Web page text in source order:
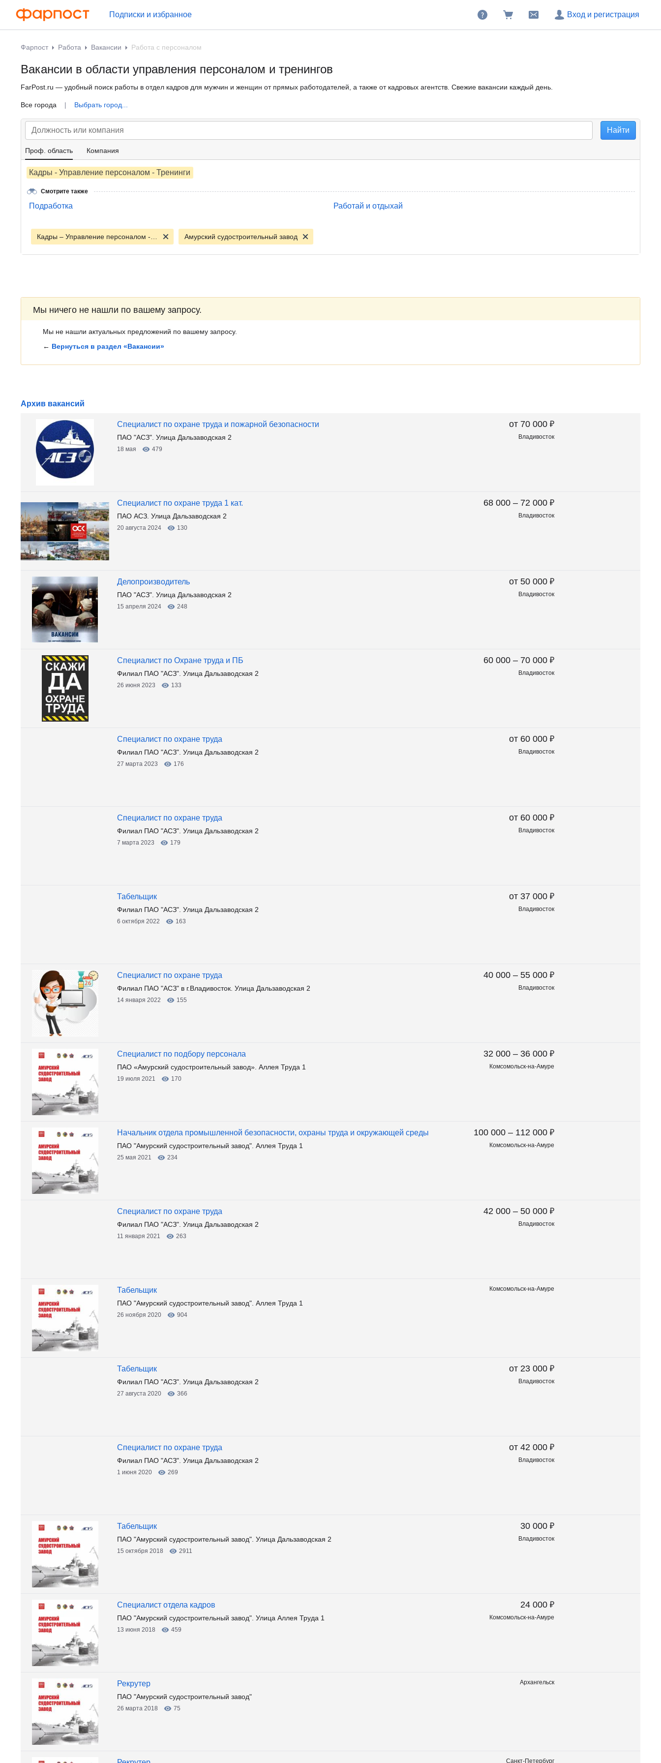
Подписки и избранное Вход и регистрация
Фарпост Работа Вакансии Работа с персоналом
Вакансии в области управления персоналом и тренингов
FarPost.ru — удобный поиск работы в отдел кадров для мужчин и женщин от прямых работодателей, а также от кадровых агентств. Свежие вакансии каждый день.
Все города | Выбрать город...
Проф. область Компания
Кадры - Управление персоналом - Тренинги
Смотрите также
Подработка Работай и отдыхай
Амурский судостроительный завод
Мы ничего не нашли по вашему запросу.
Мы не нашли актуальных предложений по вашему запросу.
← Вернуться в раздел «Вакансии»
Архив вакансий
от 70 000 ₽
Владивосток
Специалист по охране труда и пожарной безопасности
ПАО "АСЗ". Улица Дальзаводская 2
18 мая 479
68 000 – 72 000 ₽
Владивосток
Специалист по охране труда 1 кат.
ПАО АСЗ. Улица Дальзаводская 2
20 августа 2024 130
от 50 000 ₽
Владивосток
Делопроизводитель
ПАО "АСЗ". Улица Дальзаводская 2
15 апреля 2024 248
60 000 – 70 000 ₽
Владивосток
Специалист по Охране труда и ПБ
Филиал ПАО "АСЗ". Улица Дальзаводская 2
26 июня 2023 133
от 60 000 ₽
Владивосток
Специалист по охране труда
Филиал ПАО "АСЗ". Улица Дальзаводская 2
27 марта 2023 176
от 60 000 ₽
Владивосток
Специалист по охране труда
Филиал ПАО "АСЗ". Улица Дальзаводская 2
7 марта 2023 179
от 37 000 ₽
Владивосток
Табельщик
Филиал ПАО "АСЗ". Улица Дальзаводская 2
6 октября 2022 163
40 000 – 55 000 ₽
Владивосток
Специалист по охране труда
Филиал ПАО "АСЗ" в г.Владивосток. Улица Дальзаводская 2
14 января 2022 155
32 000 – 36 000 ₽
Комсомольск-на-Амуре
Специалист по подбору персонала
ПАО «Амурский судостроительный завод». Аллея Труда 1
19 июля 2021 170
100 000 – 112 000 ₽
Комсомольск-на-Амуре
Начальник отдела промышленной безопасности, охраны труда и окружающей среды
ПАО "Амурский судостроительный завод". Аллея Труда 1
25 мая 2021 234
42 000 – 50 000 ₽
Владивосток
Специалист по охране труда
Филиал ПАО "АСЗ". Улица Дальзаводская 2
11 января 2021 263
Комсомольск-на-Амуре
Табельщик
ПАО "Амурский судостроительный завод". Аллея Труда 1
26 ноября 2020 904
от 23 000 ₽
Владивосток
Табельщик
Филиал ПАО "АСЗ". Улица Дальзаводская 2
27 августа 2020 366
от 42 000 ₽
Владивосток
Специалист по охране труда
Филиал ПАО "АСЗ". Улица Дальзаводская 2
1 июня 2020 269
30 000 ₽
Владивосток
Табельщик
ПАО "Амурский судостроительный завод". Улица Дальзаводская 2
15 октября 2018 2911
24 000 ₽
Комсомольск-на-Амуре
Специалист отдела кадров
ПАО "Амурский судостроительный завод". Улица Аллея Труда 1
13 июня 2018 459
Архангельск
Рекрутер
ПАО "Амурский судостроительный завод"
26 марта 2018 75
Санкт-Петербург